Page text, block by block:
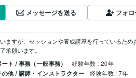
メッセージを送る フォ
ますが、セッションや養成講座を行っているため
ト / 事務（一般事務） 経験年数 : 20年
他 / 講師・インストラクター 経験年数 : 7年